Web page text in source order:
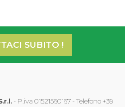
SUBITO !
- P.iva 01521560167 - Telefono +39